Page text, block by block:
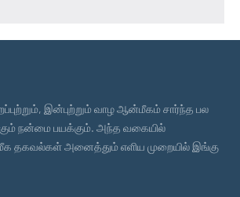
இன்புற்றும் வாழ ஆன்மீகம் சார்ந்த பல
நன்மை பயக்கும். அந்த வகையில்
தகவல்கள் அனைத்தும் எளிய முறையில் இங்கு